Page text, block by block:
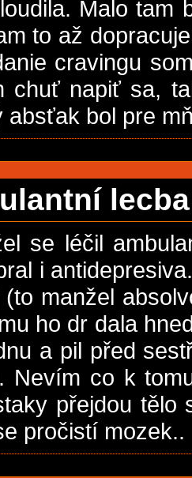
Malo tam
to až
cravingu
chuť napiť sa,
absťak bol pre
se léčil
i
manžel
ho dr dala
a pil před
Nevím co k
přejdou tělo
pročistí mozek..